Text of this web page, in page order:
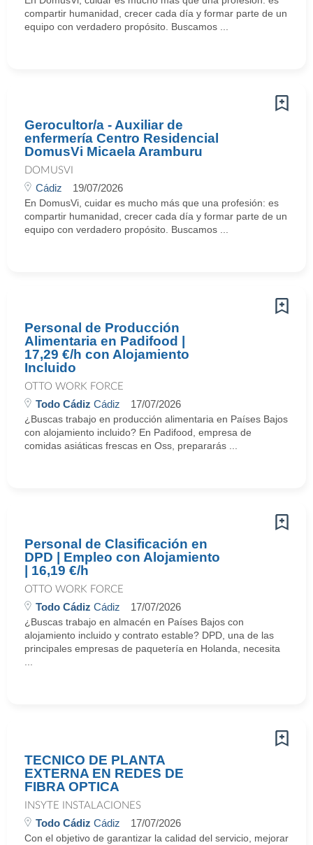
compartir humanidad, crecer cada día y formar parte de un
equipo con verdadero propósito. Buscamos ...
Gerocultor/a - Auxiliar de
enfermería Centro Residencial
DomusVi Micaela Aramburu
DOMUSVI
Cádiz 19/07/2026
En DomusVi, cuidar es mucho más que una profesión: es
compartir humanidad, crecer cada día y formar parte de un
equipo con verdadero propósito. Buscamos ...
Personal de Producción
Alimentaria en Padifood |
17,29 €/h con Alojamiento
Incluido
OTTO WORK FORCE
Todo Cádiz Cádiz 17/07/2026
¿Buscas trabajo en producción alimentaria en Países Bajos
con alojamiento incluido? En Padifood, empresa de
comidas asiáticas frescas en Oss, prepararás ...
Personal de Clasificación en
DPD | Empleo con Alojamiento
| 16,19 €/h
OTTO WORK FORCE
Todo Cádiz Cádiz 17/07/2026
¿Buscas trabajo en almacén en Países Bajos con
alojamiento incluido y contrato estable? DPD, una de las
principales empresas de paquetería en Holanda, necesita
TECNICO DE PLANTA
EXTERNA EN REDES DE
FIBRA OPTICA
INSYTE INSTALACIONES
Todo Cádiz Cádiz 17/07/2026
Con el objetivo de garantizar la calidad del servicio, mejorar